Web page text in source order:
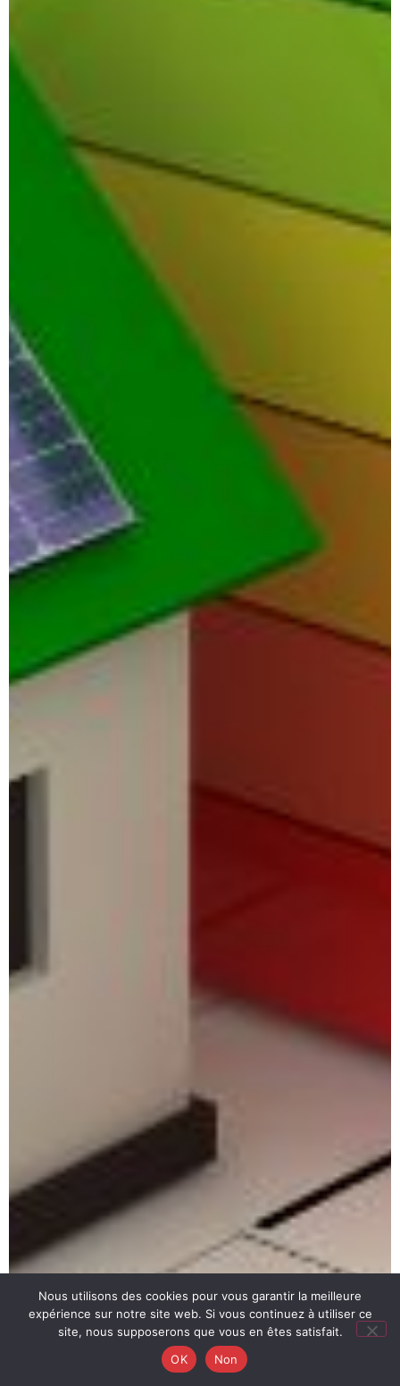
Nous utilisons des cookies pour vous garantir la meilleure
expérience sur notre site web. Si vous continuez à utiliser ce
site, nous supposerons que vous en êtes satisfait.
OK
Non